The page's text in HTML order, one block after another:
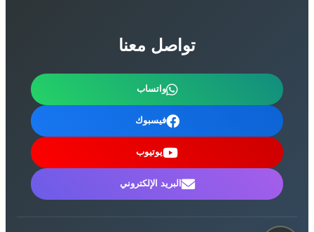
تواصل معنا
واتساب
فيسبوك
يوتيوب
البريد الإلكتروني